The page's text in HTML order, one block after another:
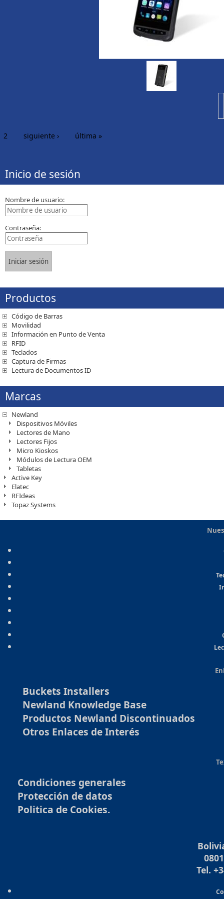
2 siguiente › última »
Inicio de sesión
Nombre de usuario:
Contraseña:
Productos
Código de Barras
Movilidad
Información en Punto de Venta
RFID
Teclados
Captura de Firmas
Lectura de Documentos ID
Marcas
Newland
Dispositivos Móviles
Lectores de Mano
Lectores Fijos
Micro Kioskos
Módulos de Lectura OEM
Tabletas
Active Key
Elatec
RFIdeas
Topaz Systems
Buckets Installers
Newland Knowledge Base
Productos Newland Discontinuados
Otros Enlaces de Interés
Condiciones generales
Protección de datos
Politica de Cookies.
Tel.